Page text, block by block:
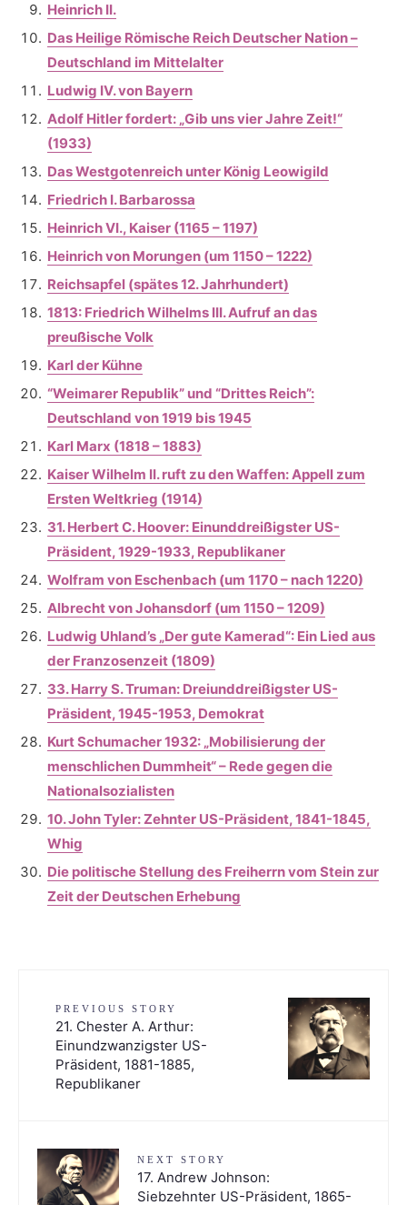
Heinrich II.
Das Heilige Römische Reich Deutscher Nation –
Deutschland im Mittelalter
Ludwig IV. von Bayern
Adolf Hitler fordert: „Gib uns vier Jahre Zeit!“
(1933)
Das Westgotenreich unter König Leowigild
Friedrich I. Barbarossa
Heinrich VI., Kaiser (1165 – 1197)
Heinrich von Morungen (um 1150 – 1222)
Reichsapfel (spätes 12. Jahrhundert)
1813: Friedrich Wilhelms III. Aufruf an das
preußische Volk
Karl der Kühne
“Weimarer Republik” und “Drittes Reich”:
Deutschland von 1919 bis 1945
Karl Marx (1818 – 1883)
Kaiser Wilhelm II. ruft zu den Waffen: Appell zum
Ersten Weltkrieg (1914)
31. Herbert C. Hoover: Einunddreißigster US-
Präsident, 1929-1933, Republikaner
Wolfram von Eschenbach (um 1170 – nach 1220)
Albrecht von Johansdorf (um 1150 – 1209)
Ludwig Uhland’s „Der gute Kamerad“: Ein Lied aus
der Franzosenzeit (1809)
33. Harry S. Truman: Dreiunddreißigster US-
Präsident, 1945-1953, Demokrat
Kurt Schumacher 1932: „Mobilisierung der
menschlichen Dummheit“ – Rede gegen die
Nationalsozialisten
10. John Tyler: Zehnter US-Präsident, 1841-1845,
Whig
Die politische Stellung des Freiherrn vom Stein zur
Zeit der Deutschen Erhebung
PREVIOUS STORY
21. Chester A. Arthur:
Einundzwanzigster US-
Präsident, 1881-1885,
Republikaner
NEXT STORY
17. Andrew Johnson:
Siebzehnter US-Präsident, 1865-